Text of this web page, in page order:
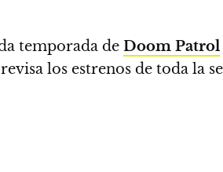
temporada de Doom Patrol
los estrenos de toda la